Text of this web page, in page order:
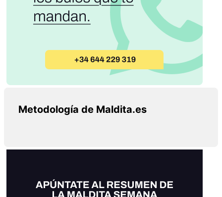
Metodología de Maldita.es